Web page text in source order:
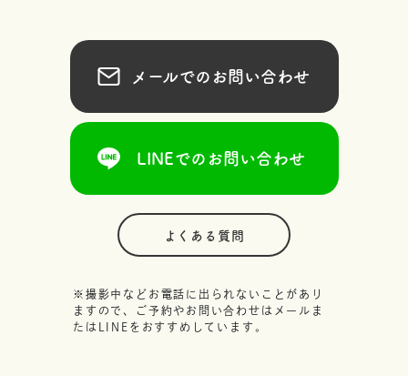
メールでのお問い合わせ
LINEでのお問い合わせ
よくある質問
※撮影中などお電話に出られないことがあり
ますので、ご予約やお問い合わせはメールま
たはLINEをおすすめしています。